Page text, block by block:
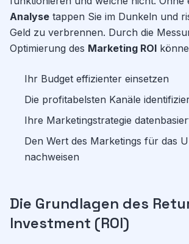
Analyse tappen Sie im Dunkeln und
Geld zu verbrennen. Durch die
Optimierung des Marketing ROI
Ihr Budget effizienter einsetzen
Die profitabelsten Kanäle
Ihre Marketingstrategie
Den Wert des Marketings für das
nachweisen
Die Grundlagen des
Investment (ROI)